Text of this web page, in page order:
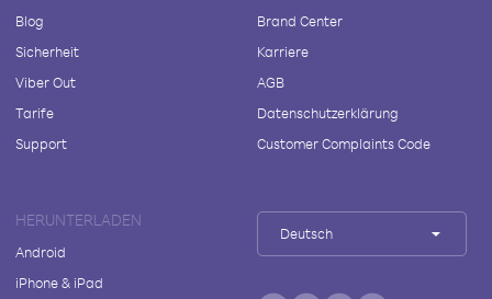
Blog
Sicherheit
Viber Out
Tarife
Support
Brand Center
Karriere
AGB
Datenschutzerklärung
Customer Complaints Code
HERUNTERLADEN
Android
iPhone & iPad
Deutsch